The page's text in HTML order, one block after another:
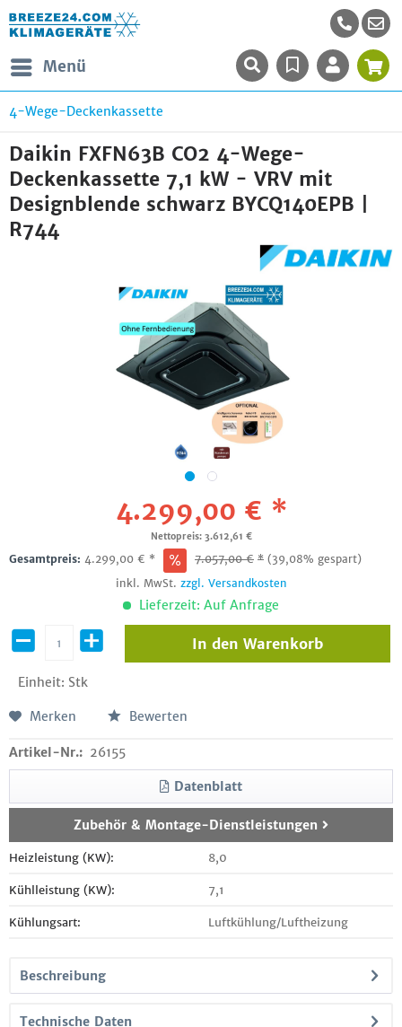
Menü
4-Wege-Deckenkassette
Daikin FXFN63B CO2 4-Wege-
Deckenkassette 7,1 kW - VRV mit
Designblende schwarz BYCQ140EPB |
R744
4.299,00 € *
Nettopreis: 3.612,61 €
Gesamtpreis: 4.299,00 € * 7.057,00€ * (39,08% gespart)
inkl. MwSt. zzgl. Versandkosten
Lieferzeit: Auf Anfrage
Einheit: Stk
In den Warenkorb
Merken Bewerten
Artikel-Nr.: 26155
Datenblatt
Zubehör & Montage-Dienstleistungen
Heizleistung (KW): 8,0
Kühlleistung (KW): 7,1
Kühlungsart: Luftkühlung/Luftheizung
Beschreibung
Technische Daten